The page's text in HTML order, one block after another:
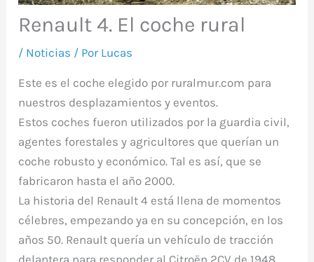
Renault 4. El coche rural
/ Noticias / Por Lucas
Este es el coche elegido por ruralmur.com para
nuestros desplazamientos y eventos.
Estos coches fueron utilizados por la guardia civil,
agentes forestales y agricultores que querían un
coche robusto y económico. Tal es así, que se
fabricaron hasta el año 2000.
La historia del Renault 4 está llena de momentos
célebres, empezando ya en su concepción, en los
años 50. Renault quería un vehículo de tracción